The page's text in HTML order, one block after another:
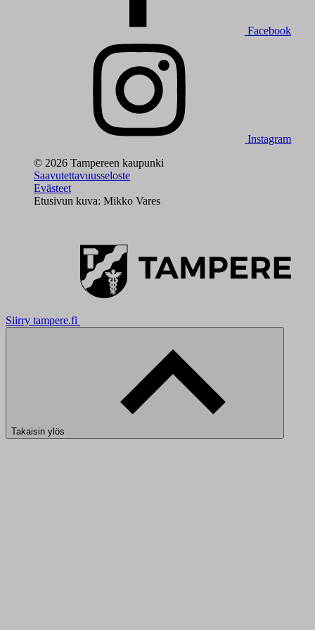
Facebook
Instagram
© 2026 Tampereen kaupunki
Saavutettavuusseloste
Evästeet
Etusivun kuva: Mikko Vares
Siirry tampere.fi
Takaisin ylös